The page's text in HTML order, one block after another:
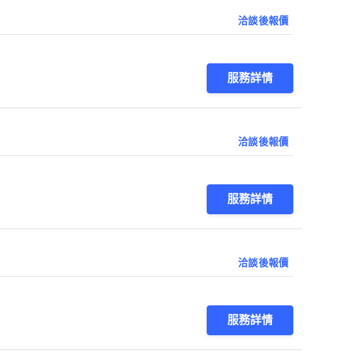
洽談後報價
服務詳情
洽談後報價
服務詳情
洽談後報價
服務詳情